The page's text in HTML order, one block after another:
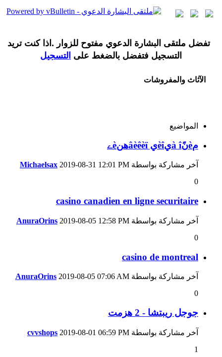
تفضل ملتقى البشارة الدعوي مفتوح للزوار .اذا كنت تريد
التسجيل فتفضل بالضغط على التسجيل
الآثاث والمفروشات
المواضيع
مèنًà îيèîي âèêèïهنèے
آخر مشاركة بواسطة Michaelsax 2019-08-31 12:01 PM
0
casino canadien en ligne securitaire
آخر مشاركة بواسطة AnuraOrins 2019-08-05 12:58 PM
0
casino de montreal
آخر مشاركة بواسطة AnuraOrins 2019-08-05 07:06 AM
0
جوجل ريبتشا - 2 هزمت
آخر مشاركة بواسطة cvvshops 2019-08-01 06:59 PM
1